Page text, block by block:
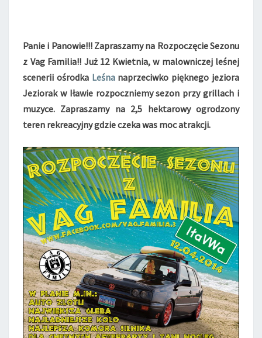
I
E
E
Z
O
N
Z
V
A
G
F
A
M
I
L
I
A
!
Panie i Panowie!!! Zapraszamy na Rozpoczęcie Sezonu
z Vag Familia!! Już 12 Kwietnia, w malowniczej leśnej
scenerii ośrodka Leśnanaprzeciwko pięknego jeziora
Jeziorak w Iławie rozpoczniemy sezon przy grillach i
muzyce. Zapraszamy na 2,5 hektarowy ogrodzony
teren rekreacyjny gdzie czeka was moc atrakcji.